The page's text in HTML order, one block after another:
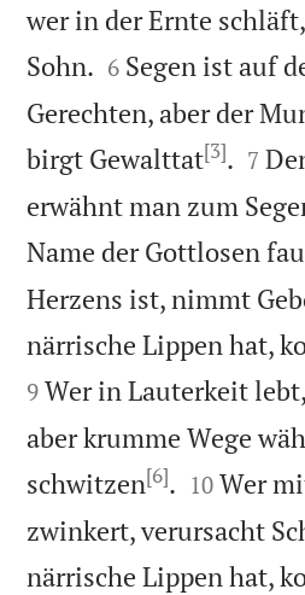
wer in der Ernte
Sohn. 

6 Segen ist auf
Gerechten, aber der
birgt Gewalttat[3]. 

7
erwähnt man zum
Name der Gottlosen
Herzens ist, nimmt
närrische Lippen hat,
9 Wer in Lauterkeit
aber krumme Wege
schwitzen[6]. 

10 Wer
zwinkert, verursacht
närrische Lippen hat,